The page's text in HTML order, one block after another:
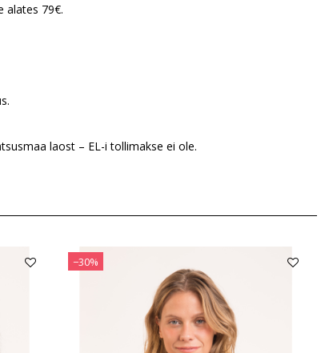
alates 79€.
laost – EL-i tollimakse ei ole.
−30%